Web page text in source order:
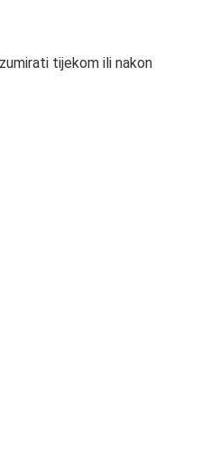
tijekom ili nakon